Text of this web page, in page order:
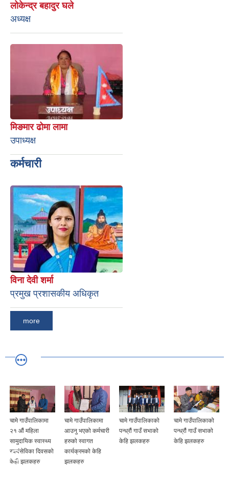
लोकेन्द्र बहादुर घले
अध्यक्ष
मिङमार ढोमा लामा
उपाध्यक्ष
कर्मचारी
विना देवी शर्मा
प्रमुख प्रशासकीय अधिकृत
more
चामे गाउँपालिकामा
आउनु भएको कर्मचारी
हरुको स्वागत
कार्यक्रमको केहि
झलकहरु
चामे गाउँपालिकाको
पन्ध्रौं गाउँ सभाको
केहि झलकहरु
चामे गाउँपालिकाको
पन्ध्रौं गाउँ सभाको
केहि झलकहरु
चामे गाउँपालिकाको
जेष्ठ नागरिक, एकल
महिल र अपांग